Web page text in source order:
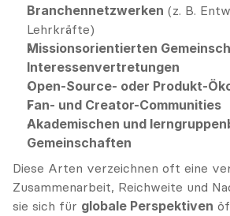
Branchennetzwerken (z. B.
Lehrkräfte)
Missionsorientierten
Interessenvertretungen
Open-Source- oder Produkt-
Fan- und Creator-Communities
Akademischen und
Gemeinschaften
Diese Arten verzeichnen oft eine
Zusammenarbeit, Reichweite und
sie sich für globale Perspektiven